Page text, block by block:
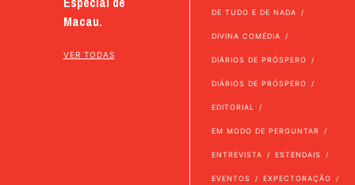
Macau.
VER TODAS
DE TUDO E DE NADA
DIVINA COMÉDIA
DIÁRIOS DE PRÓSPERO
DIÁRIOS DE PRÓSPERO
EDITORIAL
EM MODO DE PERGUNTAR
ENTREVISTA ESTENDAIS
EVENTOS EXPECTORAÇÃO